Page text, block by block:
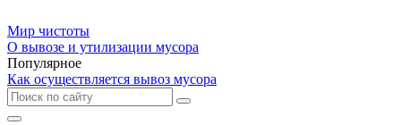
Мир чистоты
О вывозе и утилизации мусора
Популярное
Как осуществляется вывоз мусора